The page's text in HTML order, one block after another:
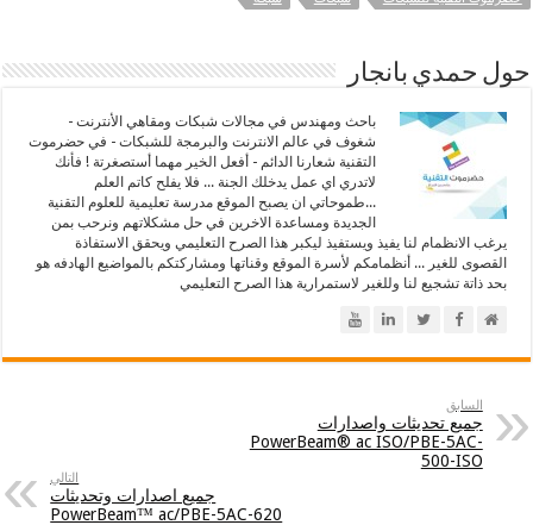
حول حمدي بانجار
باحث ومهندس في مجالات شبكات ومقاهي الأنترنت -
شغوف في عالم الانترنت والبرمجة للشبكات - في حضرموت
التقنية شعارنا الدائم - أفعل الخير مهما أستصغرتة ! فأنك
لاتدري اي عمل يدخلك الجنة ... فلا يفلح كاتم العلم
...طموحاتي ان يصبح الموقع مدرسة تعليمية للعلوم التقنية
الجديدة ومساعدة الاخرين في حل مشكلاتهم ونرحب بمن
يرغب الانظمام لنا يفيذ ويستفيذ ليكبر هذا الصرح التعليمي ويحقق الاستفاذة
القصوى للغير ... أنظمامكم لأسرة الموقع وقناتها ومشاركتكم بالمواضيع الهادفه هو
بحد ذاتة تشجيع لنا وللغير لاستمرارية هذا الصرح التعليمي
السابق
جميع تحديثات واصدارات
PowerBeam® ac ISO/PBE-5AC-
500-ISO
التالي
جميع اصدارات وتحديثات
PowerBeam™ ac/PBE-5AC-620